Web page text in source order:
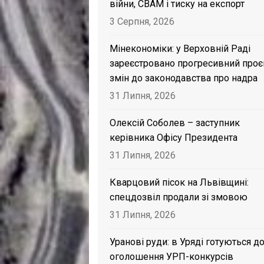
війни, CBAM і тиску на експорт
3 Серпня, 2026
Мінекономіки: у Верховній Раді
зареєстровано прогресивний
змін до законодавства про надра
31 Липня, 2026
Олексій Соболев – заступник
керівника Офісу Президента
31 Липня, 2026
Кварцовий пісок на Львівщині:
спецдозвіл продали зі змовою
31 Липня, 2026
Уранові руди: в Уряді готуються до
оголошення УРП-конкурсів